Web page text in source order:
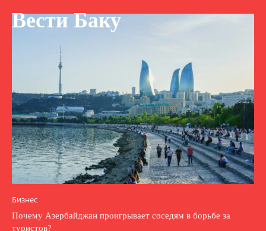
Вести Баку
Бизнес
Почему Азербайджан проигрывает соседям в борьбе за
туристов?